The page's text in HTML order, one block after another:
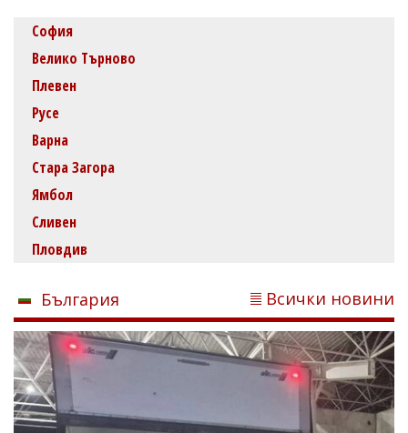
София
Велико Търново
Плевен
Русе
Варна
Стара Загора
Ямбол
Сливен
Пловдив
България Всички новини